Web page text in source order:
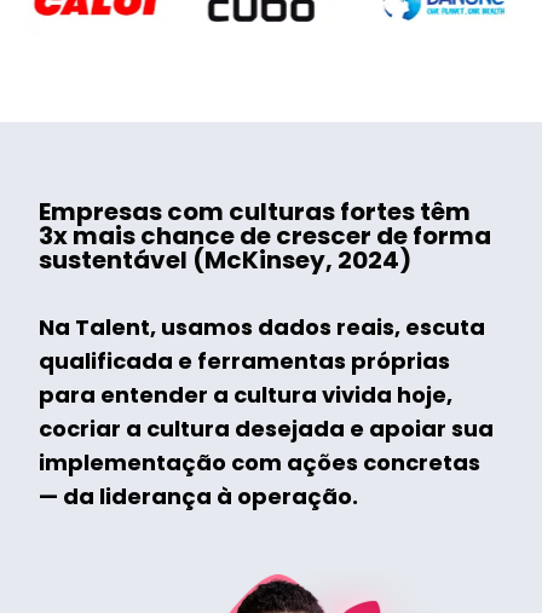
Empresas com culturas fortes têm
3x mais chance de crescer de forma
sustentável (McKinsey, 2024)
Na Talent, usamos dados reais, escuta
qualificada e ferramentas próprias
para entender a cultura vivida hoje,
cocriar a cultura desejada e apoiar sua
implementação com ações concretas
— da liderança à operação.